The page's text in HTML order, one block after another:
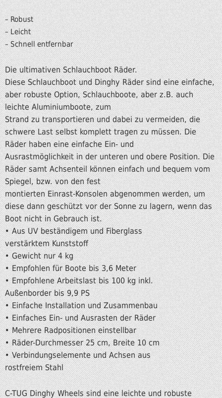
– Robust
– Leicht
– Schnell entfernbar
Die ultimativen Schlauchboot Räder.
Diese Schlauchboot und Dinghy Räder sind eine einfache,
aber robuste Option, Schlauchboote, aber z.B. auch
leichte Aluminiumboote, zum
Strand zu transportieren und dabei zu vermeiden, die
schwere Last selbst komplett tragen zu müssen. Die
Räder haben eine einfache Ein- und
Ausrastmöglichkeit in der unteren und obere Position. Die
Räder samt Achsenteil können einfach und bequem vom
Spiegel, bzw. von den fest
montierten Einrast-Konsolen abgenommen werden, um
diese dann geschützt vor der Sonne zu lagern, wenn das
Boot nicht in Gebrauch ist.
• Aus UV beständigem und Fiberglass
verstärktem Kunststoff
• Gewicht nur 4 kg
• Empfohlen für Boote bis 3,6 Meter
• Empfohlene Arbeitslast bis 100 kg inkl.
Außenborder bis 9,9 PS
• Einfache Installation und Zusammenbau
• Einfaches Ein- und Ausrasten der Räder
• Mehrere Radpositionen einstellbar
• Räder-Durchmesser 25 cm, Breite 10 cm
• Verbindungselemente und Achsen aus
rostfreiem Stahl
C-TUG Dinghy Wheels sind eine leichte und robuste